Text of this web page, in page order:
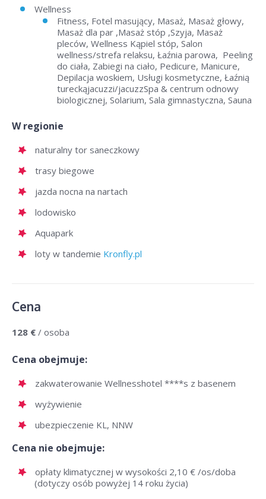
Wellness
Fitness, Fotel masujący, Masaż, Masaż głowy,
Masaż dla par ,Masaż stóp ,Szyja, Masaż
pleców, Wellness Kąpiel stóp, Salon
wellness/strefa relaksu, Łaźnia parowa, Peeling
do ciała, Zabiegi na ciało, Pedicure, Manicure,
Depilacja woskiem, Usługi kosmetyczne, Łaźnią
tureckąjacuzzi/jacuzzSpa & centrum odnowy
biologicznej, Solarium, Sala gimnastyczna, Sauna
W regionie
naturalny tor saneczkowy
trasy biegowe
jazda nocna na nartach
lodowisko
Aquapark
loty w tandemie Kronfly.pl
Cena
128 € / osoba
Cena obejmuje:
zakwaterowanie Wellnesshotel ****s z basenem
wyżywienie
ubezpieczenie KL, NNW
Cena nie obejmuje:
opłaty klimatycznej w wysokości 2,10 € /os/doba
(dotyczy osób powyżej 14 roku życia)